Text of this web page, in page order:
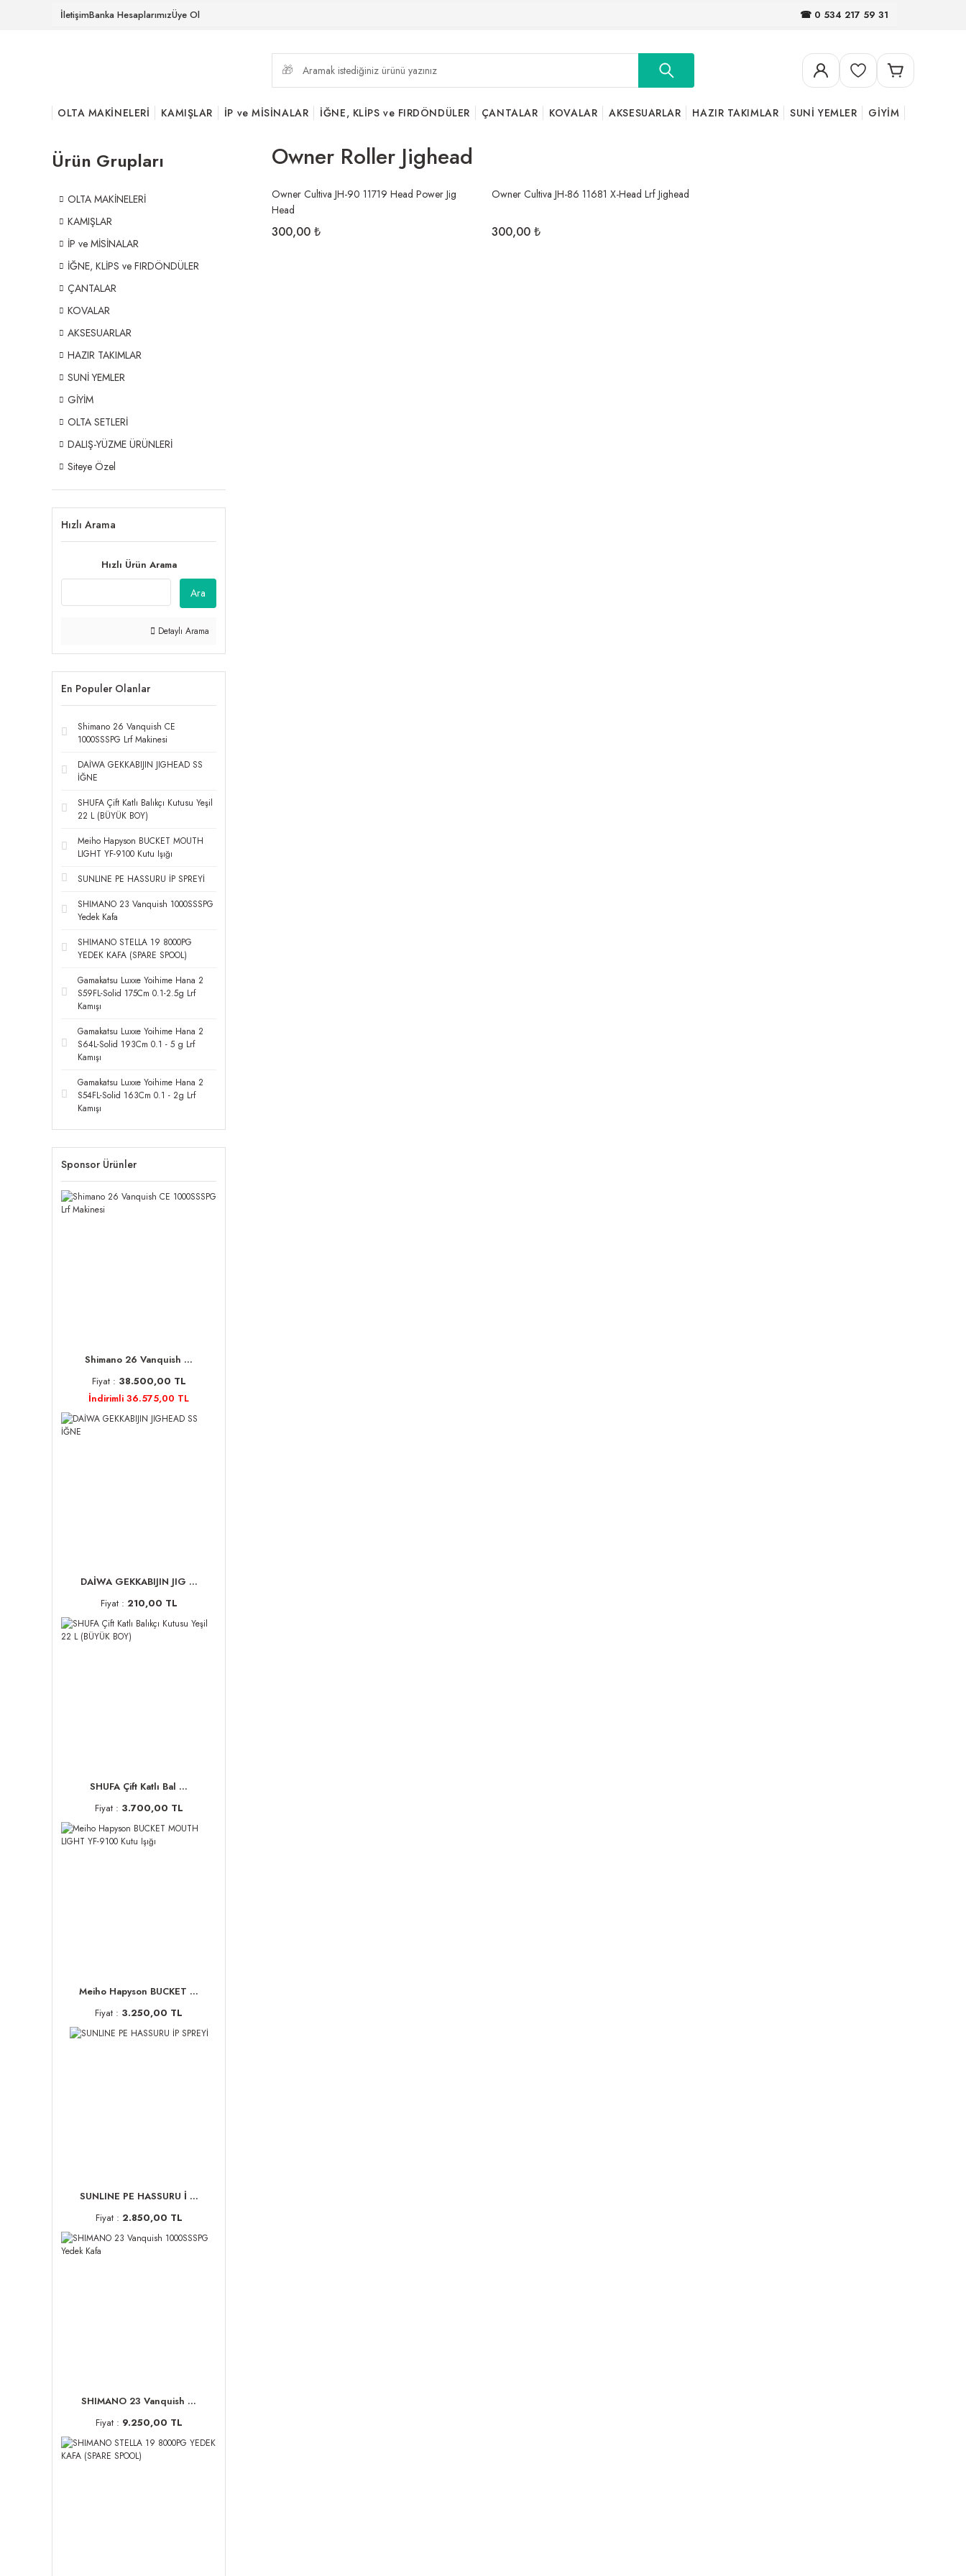
İletişimBanka HesaplarımızÜye Ol ☎ 0 534 217 59 31
OLTA MAKİNELERİ KAMIŞLAR İP ve MİSİNALAR İĞNE, KLİPS ve FIRDÖNDÜLER ÇANTALAR KOVALAR AKSESUARLAR HAZIR TAKIMLAR SUNİ YEMLER GİYİM
Ürün Grupları
OLTA MAKİNELERİ
KAMIŞLAR
İP ve MİSİNALAR
İĞNE, KLİPS ve FIRDÖNDÜLER
ÇANTALAR
KOVALAR
AKSESUARLAR
HAZIR TAKIMLAR
SUNİ YEMLER
GİYİM
OLTA SETLERİ
DALIŞ-YÜZME ÜRÜNLERİ
Siteye Özel
Hızlı Arama
Hızlı Ürün Arama
Ara
Detaylı Arama
En Populer Olanlar
Shimano 26 Vanquish CE
1000SSSPG Lrf Makinesi
DAİWA GEKKABIJIN JIGHEAD SS
İĞNE
SHUFA Çift Katlı Balıkçı Kutusu Yeşil
22 L (BÜYÜK BOY)
Meiho Hapyson BUCKET MOUTH
LIGHT YF-9100 Kutu Işığı
SUNLINE PE HASSURU İP SPREYİ
SHIMANO 23 Vanquish 1000SSSPG
Yedek Kafa
SHIMANO STELLA 19 8000PG
YEDEK KAFA (SPARE SPOOL)
Gamakatsu Luxxe Yoihime Hana 2
S59FL-Solid 175Cm 0.1-2.5g Lrf
Kamışı
Gamakatsu Luxxe Yoihime Hana 2
S64L-Solid 193Cm 0.1 - 5 g Lrf
Kamışı
Gamakatsu Luxxe Yoihime Hana 2
S54FL-Solid 163Cm 0.1 - 2g Lrf
Kamışı
Sponsor Ürünler
Shimano 26 Vanquish ...
Fiyat : 38.500,00 TL
İndirimli 36.575,00 TL
DAİWA GEKKABIJIN JIG ...
Fiyat : 210,00 TL
SHUFA Çift Katlı Bal ...
Fiyat : 3.700,00 TL
Meiho Hapyson BUCKET ...
Fiyat : 3.250,00 TL
SUNLINE PE HASSURU İ ...
Fiyat : 2.850,00 TL
SHIMANO 23 Vanquish ...
Fiyat : 9.250,00 TL
Owner Roller Jighead
Owner Cultiva JH-90 11719 Head Power Jig
Head
300,00 ₺
Owner Cultiva JH-86 11681 X-Head Lrf Jighead
300,00 ₺